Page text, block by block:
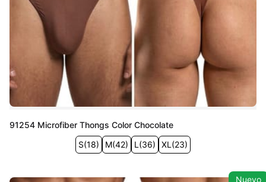
91254 Microfiber Thongs Color Chocolate
S(18) M(42) L (36) XL (23)
Nuevo